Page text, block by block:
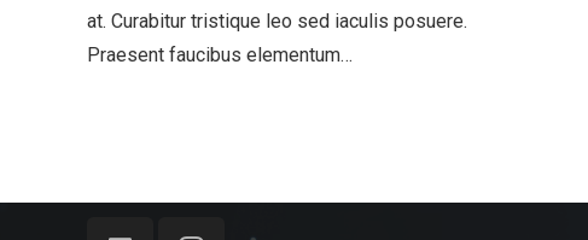
at. Curabitur tristique leo sed iaculis posuere.
Praesent faucibus elementum…